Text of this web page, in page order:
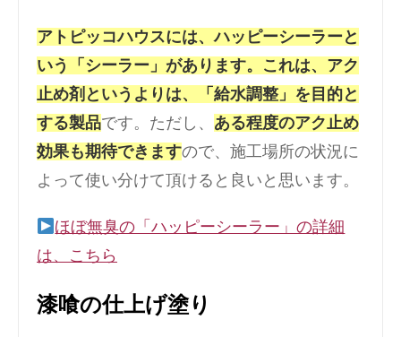
アトピッコハウスには、ハッピーシーラーと
いう「シーラー」があります。これは、アク
止め剤というよりは、「給水調整」を目的と
する製品です。ただし、 ある程度のアク止め
効果も期待できますので、施工場所の状況に
よって使い分けて頂けると良いと思います。
ほぼ無臭の「ハッピーシーラー」の詳細
は、こちら
漆喰の仕上げ塗り